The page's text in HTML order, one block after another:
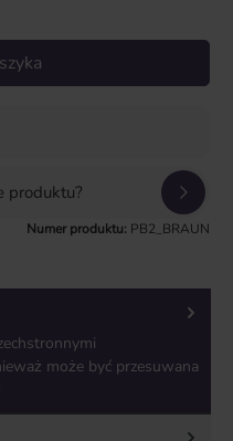
produktu?
Numer produktu: PB2_BRAUN
może być przesuwana